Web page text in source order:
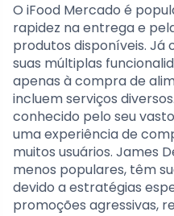
O iFood Mercado é
rapidez na entrega e
produtos disponíveis. Já
suas múltiplas
apenas à compra de
incluem serviços
conhecido pelo seu
uma experiência de
muitos usuários. James
menos populares, têm
devido a estratégias
promoções agressivas,